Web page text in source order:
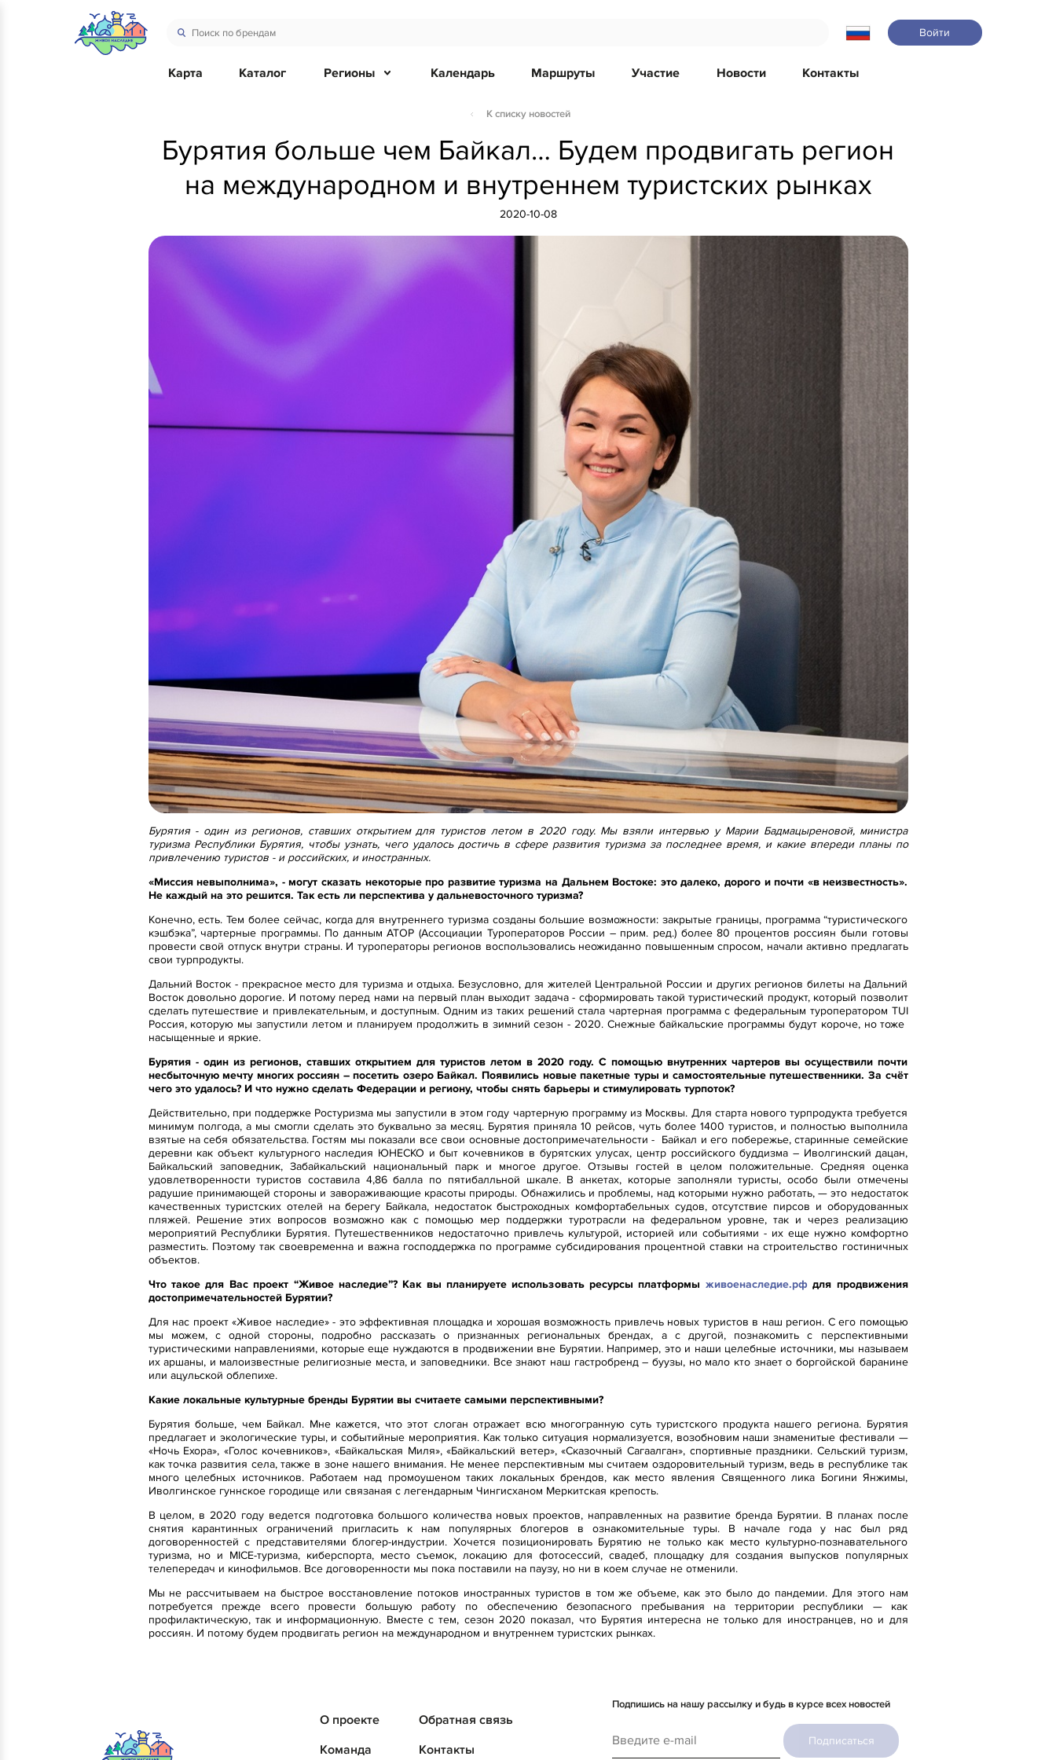
Войти
Карта Каталог Регионы Календарь Маршруты Участие Новости Контакты
К списку новостей
Бурятия больше чем Байкал… Будем продвигать регион
на международном и внутреннем туристских рынках
2020-10-08
Бурятия - один из регионов, ставших открытием для туристов летом в 2020 году. Мы взяли интервью у Марии Бадмацыреновой, министра
туризма Республики Бурятия, чтобы узнать, чего удалось достичь в сфере развития туризма за последнее время, и какие впереди планы по
привлечению туристов - и российских, и иностранных.
«Миссия невыполнима», - могут сказать некоторые про развитие туризма на Дальнем Востоке: это далеко, дорого и почти «в неизвестность».
Не каждый на это решится. Так есть ли перспектива у дальневосточного туризма?
Конечно, есть. Тем более сейчас, когда для внутреннего туризма созданы большие возможности: закрытые границы, программа “туристического
кэшбэка”, чартерные программы. По данным АТОР (Ассоциации Туроператоров России – прим. ред.) более 80 процентов россиян были готовы
провести свой отпуск внутри страны. И туроператоры регионов воспользовались неожиданно повышенным спросом, начали активно предлагать
свои турпродукты.
Дальний Восток - прекрасное место для туризма и отдыха. Безусловно, для жителей Центральной России и других регионов билеты на Дальний
Восток довольно дорогие. И потому перед нами на первый план выходит задача - сформировать такой туристический продукт, который позволит
сделать путешествие и привлекательным, и доступным. Одним из таких решений стала чартерная программа с федеральным туроператором TUI
Россия, которую мы запустили летом и планируем продолжить в зимний сезон - 2020. Снежные байкальские программы будут короче, но тоже
насыщенные и яркие.
Бурятия - один из регионов, ставших открытием для туристов летом в 2020 году. С помощью внутренних чартеров вы осуществили почти
несбыточную мечту многих россиян – посетить озеро Байкал. Появились новые пакетные туры и самостоятельные путешественники. За счёт
чего это удалось? И что нужно сделать Федерации и региону, чтобы снять барьеры и стимулировать турпоток?
Действительно, при поддержке Ростуризма мы запустили в этом году чартерную программу из Москвы. Для старта нового турпродукта требуется
минимум полгода, а мы смогли сделать это буквально за месяц. Бурятия приняла 10 рейсов, чуть более 1400 туристов, и полностью выполнила
взятые на себя обязательства. Гостям мы показали все свои основные достопримечательности - Байкал и его побережье, старинные семейские
деревни как объект культурного наследия ЮНЕСКО и быт кочевников в бурятских улусах, центр российского буддизма – Иволгинский дацан,
Байкальский заповедник, Забайкальский национальный парк и многое другое. Отзывы гостей в целом положительные. Средняя оценка
удовлетворенности туристов составила 4,86 балла по пятибалльной шкале. В анкетах, которые заполняли туристы, особо были отмечены
радушие принимающей стороны и завораживающие красоты природы. Обнажились и проблемы, над которыми нужно работать, — это недостаток
качественных туристских отелей на берегу Байкала, недостаток быстроходных комфортабельных судов, отсутствие пирсов и оборудованных
пляжей. Решение этих вопросов возможно как с помощью мер поддержки туротрасли на федеральном уровне, так и через реализацию
мероприятий Республики Бурятия. Путешественников недостаточно привлечь культурой, историей или событиями - их еще нужно комфортно
разместить. Поэтому так своевременна и важна господдержка по программе субсидирования процентной ставки на строительство гостиничных
объектов.
Что такое для Вас проект “Живое наследие”? Как вы планируете использовать ресурсы платформы живоенаследие.рфдля продвижения
достопримечательностей Бурятии?
Для нас проект «Живое наследие» - это эффективная площадка и хорошая возможность привлечь новых туристов в наш регион. С его помощью
мы можем, с одной стороны, подробно рассказать о признанных региональных брендах, а с другой, познакомить с перспективными
туристическими направлениями, которые еще нуждаются в продвижении вне Бурятии. Например, это и наши целебные источники, мы называем
их аршаны, и малоизвестные религиозные места, и заповедники. Все знают наш гастробренд – буузы, но мало кто знает о боргойской баранине
или ацульской облепихе.
Какие локальные культурные бренды Бурятии вы считаете самыми перспективными?
Бурятия больше, чем Байкал. Мне кажется, что этот слоган отражает всю многогранную суть туристского продукта нашего региона. Бурятия
предлагает и экологические туры, и событийные мероприятия. Как только ситуация нормализуется, возобновим наши знаменитые фестивали —
«Ночь Ехора», «Голос кочевников», «Байкальская Миля», «Байкальский ветер», «Сказочный Сагаалган», спортивные праздники. Сельский туризм,
как точка развития села, также в зоне нашего внимания. Не менее перспективным мы считаем оздоровительный туризм, ведь в республике так
много целебных источников. Работаем над промоушеном таких локальных брендов, как место явления Священного лика Богини Янжимы,
Иволгинское гуннское городище или связаная с легендарным Чингисханом Меркитская крепость.
В целом, в 2020 году ведется подготовка большого количества новых проектов, направленных на развитие бренда Бурятии. В планах после
снятия карантинных ограничений пригласить к нам популярных блогеров в ознакомительные туры. В начале года у нас был ряд
договоренностей с представителями блогер-индустрии. Хочется позиционировать Бурятию не только как место культурно-познавательного
туризма, но и MICE-туризма, киберспорта, место съемок, локацию для фотосессий, свадеб, площадку для создания выпусков популярных
телепередач и кинофильмов. Все договоренности мы пока поставили на паузу, но ни в коем случае не отменили.
Мы не рассчитываем на быстрое восстановление потоков иностранных туристов в том же объеме, как это было до пандемии. Для этого нам
потребуется прежде всего провести большую работу по обеспечению безопасного пребывания на территории республики — как
профилактическую, так и информационную. Вместе с тем, сезон 2020 показал, что Бурятия интересна не только для иностранцев, но и для
россиян. И потому будем продвигать регион на международном и внутреннем туристских рынках.
О проекте
Команда
Обратная связь
Контакты
Подпишись на нашу рассылку и будь в курсе всех новостей
Подписаться